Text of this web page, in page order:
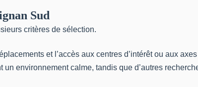
Sud
critères de sélection.
et l’accès aux centres d’intérêt ou aux
environnement calme, tandis que d’autres